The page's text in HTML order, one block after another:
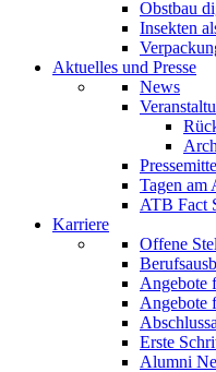
Obstbau
Insekten
Aktuelles und Presse
News
Tagen am
ATB Fact
Karriere
Offene
Angebote
Angebote
Erste
Alumni